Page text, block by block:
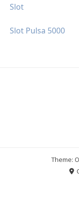
Slot
Slot Pulsa 5000
Theme: